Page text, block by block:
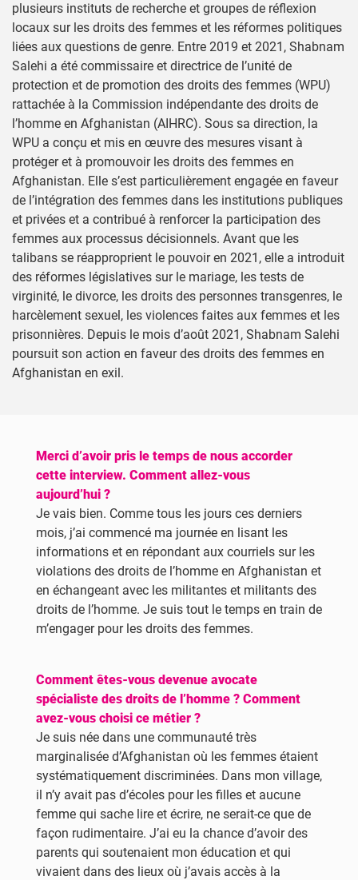
plusieurs instituts de recherche et groupes de réflexion
locaux sur les droits des femmes et les réformes politiques
liées aux questions de genre. Entre 2019 et 2021, Shabnam
Salehi a été commissaire et directrice de l’unité de
protection et de promotion des droits des femmes (WPU)
rattachée à la Commission indépendante des droits de
l’homme en Afghanistan (AIHRC). Sous sa direction, la
WPU a conçu et mis en œuvre des mesures visant à
protéger et à promouvoir les droits des femmes en
Afghanistan. Elle s’est particulièrement engagée en faveur
de l’intégration des femmes dans les institutions publiques
et privées et a contribué à renforcer la participation des
femmes aux processus décisionnels. Avant que les
talibans se réapproprient le pouvoir en 2021, elle a introduit
des réformes législatives sur le mariage, les tests de
virginité, le divorce, les droits des personnes transgenres, le
harcèlement sexuel, les violences faites aux femmes et les
prisonnières. Depuis le mois d’août 2021, Shabnam Salehi
poursuit son action en faveur des droits des femmes en
Afghanistan en exil.
Merci d’avoir pris le temps de nous accorder
cette interview. Comment allez-vous
aujourd’hui ?
Je vais bien. Comme tous les jours ces derniers
mois, j’ai commencé ma journée en lisant les
informations et en répondant aux courriels sur les
violations des droits de l’homme en Afghanistan et
en échangeant avec les militantes et militants des
droits de l’homme. Je suis tout le temps en train de
m’engager pour les droits des femmes.
Comment êtes-vous devenue avocate
spécialiste des droits de l’homme ? Comment
avez-vous choisi ce métier ?
Je suis née dans une communauté très
marginalisée d’Afghanistan où les femmes étaient
systématiquement discriminées. Dans mon village,
il n’y avait pas d’écoles pour les filles et aucune
femme qui sache lire et écrire, ne serait-ce que de
façon rudimentaire. J’ai eu la chance d’avoir des
parents qui soutenaient mon éducation et qui
vivaient dans des lieux où j’avais accès à la